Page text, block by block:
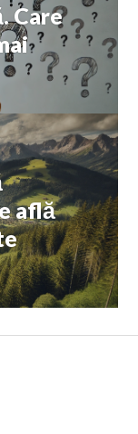
Care
află